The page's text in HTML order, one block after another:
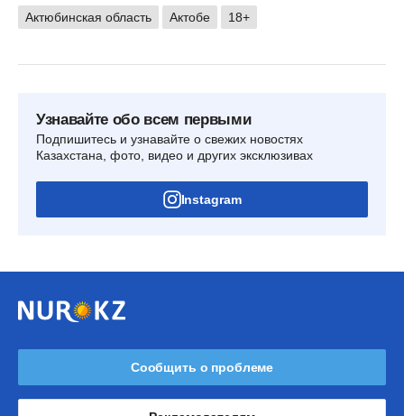
Актюбинская область Актобе 18+
Узнавайте обо всем первыми
Подпишитесь и узнавайте о свежих новостях
Казахстана, фото, видео и других эксклюзивах
Instagram
Сообщить о проблеме